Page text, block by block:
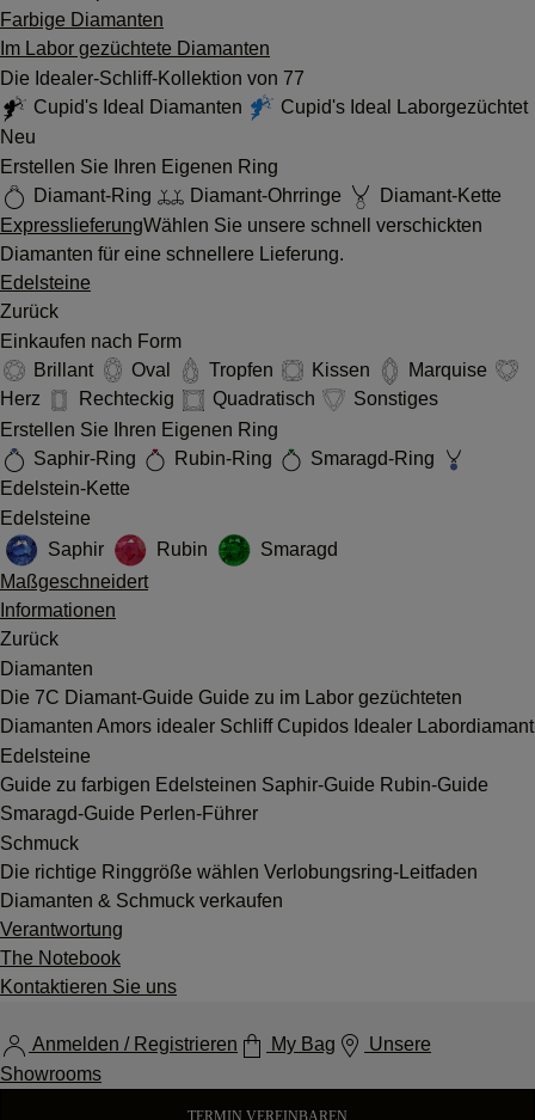
Farbige Diamanten
Im Labor gezüchtete Diamanten
Die Idealer-Schliff-Kollektion von 77
Cupid's Ideal Diamanten
Cupid's Ideal Laborgezüchtet
Neu
Erstellen Sie Ihren Eigenen Ring
Diamant-Ring
Diamant-Ohrringe
Diamant-Kette
ExpresslieferungWählen Sie unsere schnell verschickten
Diamanten für eine schnellere Lieferung.
Edelsteine
Zurück
Einkaufen nach Form
Brillant
Oval Tropfen Kissen
Marquise
Herz
Rechteckig Quadratisch
Sonstiges
Erstellen Sie Ihren Eigenen Ring
Saphir-Ring
Rubin-Ring
Smaragd-Ring
Edelstein-Kette
Edelsteine
Saphir
Rubin
Smaragd
Maßgeschneidert
Informationen
Zurück
Diamanten
Die 7C Diamant-Guide Guide zu im Labor gezüchteten
Diamanten Amors idealer Schliff Cupidos Idealer Labordiamant
Edelsteine
Guide zu farbigen Edelsteinen Saphir-Guide Rubin-Guide
Smaragd-Guide Perlen-Führer
Schmuck
Die richtige Ringgröße wählen Verlobungsring-Leitfaden
Diamanten & Schmuck verkaufen
Verantwortung
The Notebook
Kontaktieren Sie uns
Anmelden / Registrieren My Bag
Unsere
Showrooms
TERMIN VEREINBAREN